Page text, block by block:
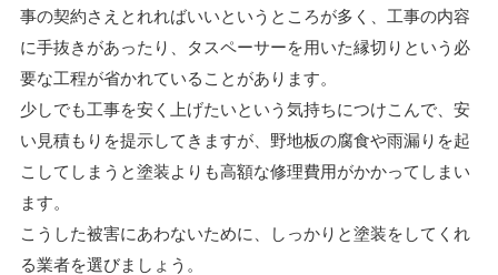
事の契約さえとれればいいというところが多く、工事の内容
に手抜きがあったり、タスペーサーを用いた縁切りという必
要な工程が省かれていることがあります。
少しでも工事を安く上げたいという気持ちにつけこんで、安
い見積もりを提示してきますが、野地板の腐食や雨漏りを起
こしてしまうと塗装よりも高額な修理費用がかかってしまい
ます。
こうした被害にあわないために、しっかりと塗装をしてくれ
る業者を選びましょう。